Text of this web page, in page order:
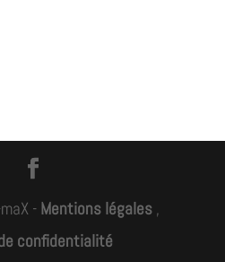
-Mentions légales ,
confidentialité